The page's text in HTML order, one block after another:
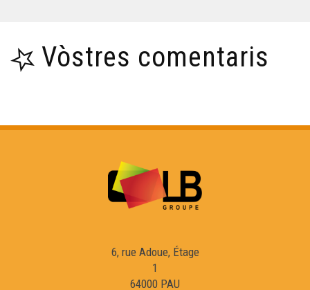
Vòstres comentaris
6, rue Adoue, Étage
1
64000 PAU